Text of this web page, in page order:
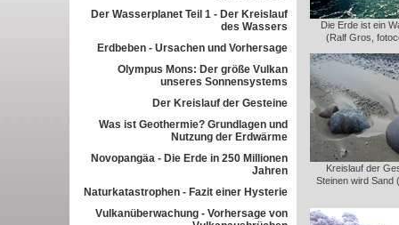
Der Wasserplanet Teil 1 - Der Kreislauf
des Wassers
Erdbeben - Ursachen und Vorhersage
Olympus Mons: Der größe Vulkan
unseres Sonnensystems
Der Kreislauf der Gesteine
Was ist Geothermie? Grundlagen und
Nutzung der Erdwärme
Novopangäa - Die Erde in 250 Millionen
Jahren
Naturkatastrophen - Fazit einer Hysterie
Vulkanüberwachung - Vorhersage von
Die Erde ist ein
(Ralf Gros,
Kreislauf der
Steinen wird Sand